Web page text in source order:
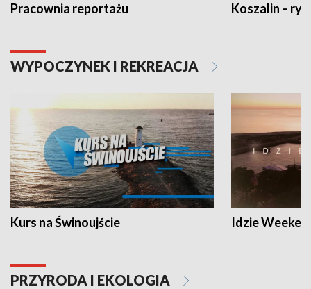
Pracownia reportażu Koszalin –
WYPOCZYNEK I REKREACJA
Kurs na Świnoujście Idzie
PRZYRODA I EKOLOGIA